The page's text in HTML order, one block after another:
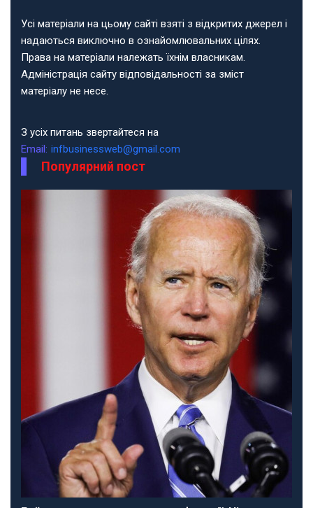
Усі матеріали на цьому сайті взяті з відкритих джерел і
надаються виключно в ознайомлювальних цілях.
Права на матеріали належать їхнім власникам.
Адміністрація сайту відповідальності за зміст
матеріалу не несе.
З усіх питань звертайтеся на
Email: infbusinessweb@gmail.com
Популярний пост